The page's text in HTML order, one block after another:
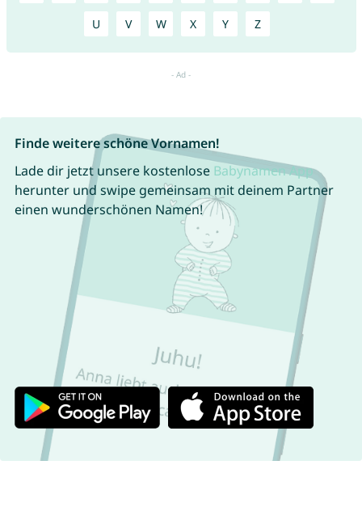
U V W X Y Z
Finde weitere schöne Vornamen!
Lade dir jetzt unsere kostenlose Babynamen App
herunter und swipe gemeinsam mit deinem Partner
einen wunderschönen Namen!